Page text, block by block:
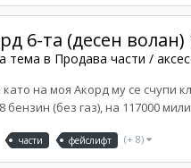
6-та (десен волан)
тема в Продава части /
на моя Акорд му се счупи
бензин (без газ), на 117000
части фейслифт (+ 8)